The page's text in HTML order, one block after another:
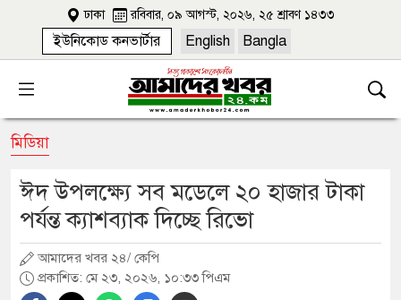
ঢাকা রবিবার, ০৯ আগস্ট, ২০২৬, ২৫ শ্রাবণ ১৪৩৩
ইউনিকোড কনভার্টার English Bangla
মিডিয়া
ঈদ উপলক্ষ্যে সব মডেলে ২০ হাজার টাকা
পর্যন্ত ক্যাশব্যাক দিচ্ছে রিভো
আমাদের খবর ২৪/ কেপি
প্রকাশিত: মে ২৩, ২০২৬, ১০:৩৩ পিএম